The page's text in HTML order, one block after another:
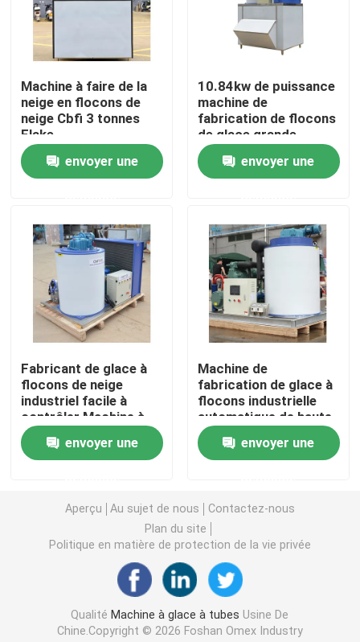
Visite de l'usine
Nous contacter
Demandez un devis
Machine à glace à tubes
machine à glace à gros cubes
Machine de bloc de glace d'eau salée
Machine de refroidissement directe de bloc de glace
Machine à glace d'eau douce de flocon
machine à glace commerciale de cube
Machine à glaçons à plaques
Un congélateur rapide
Machine à faire de la
neige en flocons de
neige Cbfi 3 tonnes
Flake
1830*1635*2600MM
10,84kwenvoyer une
10.84kw de puissance
machine de
fabrication de flocons
de glace grande
capacité 3 tonnes
contrôle automatique
envoyer une
Fabricant de glace à
flocons de neige
industriel facile à
contrôler Machine à
glace à flocons de
neige de 2 tonnes à
grande vitesse
envoyer une
Machine de
fabrication de glace à
flocons industrielle
automatique de haute
capacité 380V
5000kg Capacité de
stockage de glace de
envoyer une
Aperçu Au sujet de nous
Contactez-nous
Plan du site
Politique en matière de protection de la vie privée
Qualité Machine à glace à tubes Usine De
Chine.Copyright © 2026 Foshan Omex Industry